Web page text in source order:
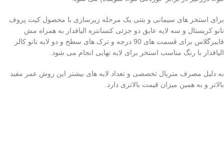
برای استخر های سیمانی و بتنی یک مرحله زیرسازی با محصول کیت پروف
نانو کریستال و سه لایه عایق دو جزئی کنسانتره الیافدار به همراه مش
فایبرگلاس برای قسمت های 90 درجه و ترک های سطح و دو لایه نانو کالر
الیافدار با رنگ مناسب استخر برای لایه نهایی انجام می شود.
به دلیل مصرف متریال تخصصی و تعداد لایه های بیشتر این روش عمر مفید
بالاتر و به همین میزان قیمت بالاتری دارد.